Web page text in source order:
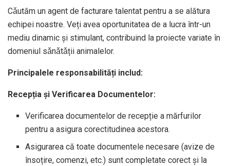
Cǎutăm un agent de facturare talentat pentru a se alătura
echipei noastre. Veți avea oportunitatea de a lucra într-un
mediu dinamic și stimulant, contribuind la proiecte variate în
domeniul sǎnǎtǎții animalelor.
Principalele responsabilități includ:
Recepția și Verificarea Documentelor:
Verificarea documentelor de recepție a mărfurilor
pentru a asigura corectitudinea acestora.
Asigurarea că toate documentele necesare (avize de
însoțire, comenzi, etc.) sunt completate corect și la